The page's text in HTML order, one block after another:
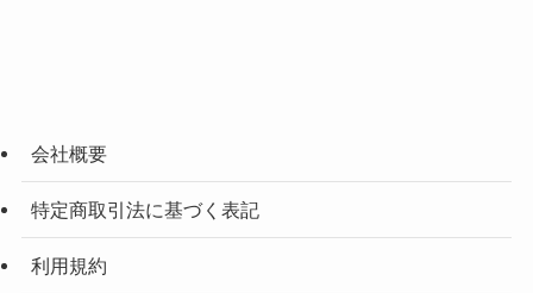
会社概要
特定商取引法に基づく表記
利用規約